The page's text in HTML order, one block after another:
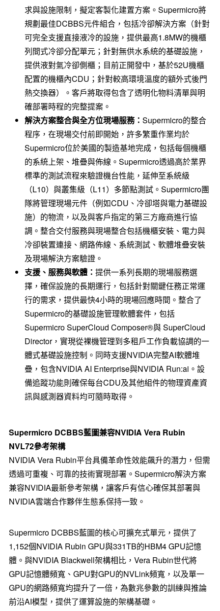
求與設施限制，擬定客製化建置方案。Supermicro將
規劃最佳DCBBS元件組合，包括冷卻解決方案（針對
可完全支援直接液冷的設施，提供最高1.8MW的機櫃
列間式冷卻分配單元；針對無供水系統的基礎設施，
提供液對氣冷卻側櫃；目前正開發中，基於52U機櫃
配置的機櫃內CDU；針對較高環境溫度的額外式後門
熱交換器）。客戶將取得包含了透明化物料清單與明
確部署時程的完整提案。
解決方案整合與全方位現場服務： Supermicro的整合
程序，在現場交付前即開始，許多繁重作業均於
Supermicro位於美國的製造基地完成，包括每個機櫃
的系統上架、堆疊與佈線。Supermicro透過高於業界
標準的測試流程來驗證機台性能，延伸至系統級
（L10）與叢集級（L11）多節點測試。Supermicro團
隊將管理現場元件（例如CDU、冷卻塔與電力基礎設
施）的物流，以及與客戶指定的第三方廠商進行協
調。整合交付服務與現場整合包括機櫃安裝、電力與
冷卻裝置連接、網路佈線、系統測試、軟體堆疊安裝
及現場解決方案驗證。
支援、服務與軟體： 提供一系列長期的現場服務選
擇，確保設施的長期運行，包括針對關鍵任務正常運
行的需求，提供最快4小時的現場回應時間。整合了
Supermicro的基礎設施管理軟體套件，包括
Supermicro SuperCloud Composer®與 SuperCloud
Director，實現從裸機管理到多租戶工作負載協調的一
體式基礎設施控制。同時支援NVIDIA完整AI軟體堆
疊，包含NVIDIA AI Enterprise與NVIDIA Run:ai。設
備追蹤功能則確保每台CDU及其他組件的物理資產資
訊與感測器資料均可隨時取得。
Supermicro DCBBS藍圖兼容NVIDIA Vera Rubin
NVL72參考架構
NVIDIA Vera Rubin平台具備革命性效能飆升的潛力，但需
透過可重複、可靠的技術實現部署。Supermicro解決方案
兼容NVIDIA最新參考架構，讓客戶有信心確保其部署與
NVIDIA雲端合作夥伴生態系保持一致。
Supermicro DCBBS藍圖的核心可擴充式單元，提供了
1,152個NVIDIA Rubin GPU與331TB的HBM4 GPU記憶
體。與NVIDIA Blackwell架構相比，Vera Rubin世代將
GPU記憶體頻寬、GPU對GPU的NVLink頻寬，以及單一
GPU的網路頻寬均提升了一倍，為數兆參數的訓練與推論
前沿AI模型，提供了運算設施的架構基礎。